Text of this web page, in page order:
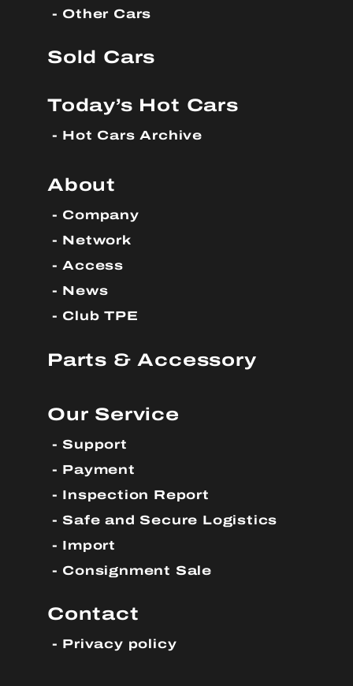
Other Cars
Sold Cars
Today’s Hot Cars
Hot Cars Archive
About
Company
Network
Access
News
Club TPE
Parts & Accessory
Our Service
Support
Payment
Inspection Report
Safe and Secure Logistics
Import
Consignment Sale
Contact
Privacy policy